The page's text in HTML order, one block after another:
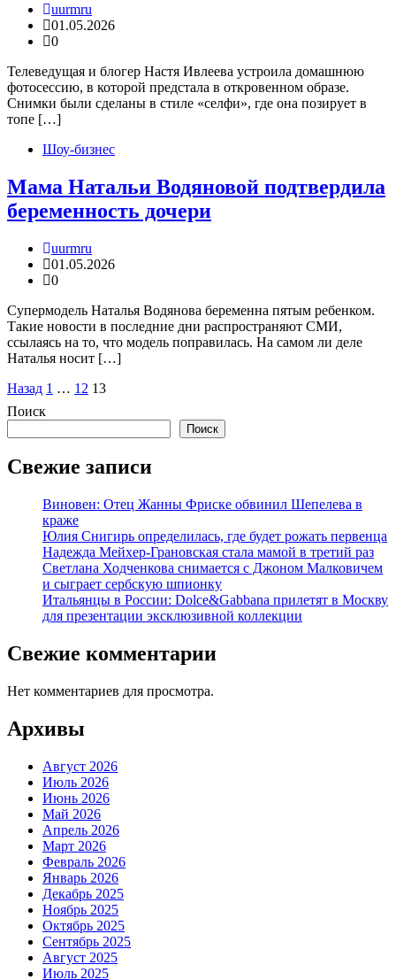
uurmru
01.05.2026
0
Телеведущая и блогер Настя Ивлеева устроила домашнюю
фотосессию, в которой предстала в откровенном образе.
Снимки были сделаны в стиле «селфи», где она позирует в
топе […]
Шоу-бизнес
Мама Натальи Водяновой подтвердила
беременность дочери
uurmru
01.05.2026
0
Супермодель Наталья Водянова беременна пятым ребенком.
Такие новости в последние дни распространяют СМИ,
ссылаясь на то, что модель поправилась. На самом ли деле
Наталья носит […]
Пагинация
записей
Назад 1 … 12 13
Поиск
Поиск
Свежие записи
Виновен: Отец Жанны Фриске обвинил Шепелева в
краже
Юлия Снигирь определилась, где будет рожать первенца
Надежда Мейхер-Грановская стала мамой в третий раз
Светлана Ходченкова снимается с Джоном Малковичем
и сыграет сербскую шпионку
Итальянцы в России: Dolce&Gabbana прилетят в Москву
для презентации эксклюзивной коллекции
Свежие комментарии
Нет комментариев для просмотра.
Архивы
Август 2026
Июль 2026
Июнь 2026
Май 2026
Апрель 2026
Март 2026
Февраль 2026
Январь 2026
Декабрь 2025
Ноябрь 2025
Октябрь 2025
Сентябрь 2025
Август 2025
Июль 2025